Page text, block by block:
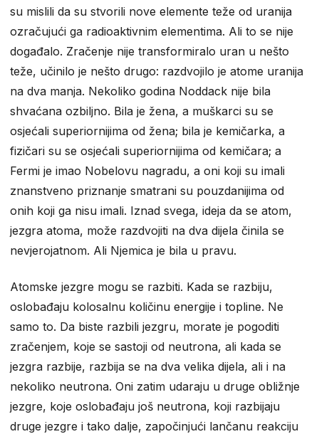
su mislili da su stvorili nove elemente teže od uranija
ozračujući ga radioaktivnim elementima. Ali to se nije
događalo. Zračenje nije transformiralo uran u nešto
teže, učinilo je nešto drugo: razdvojilo je atome uranija
na dva manja. Nekoliko godina Noddack nije bila
shvaćana ozbiljno. Bila je žena, a muškarci su se
osjećali superiornijima od žena; bila je kemičarka, a
fizičari su se osjećali superiornijima od kemičara; a
Fermi je imao Nobelovu nagradu, a oni koji su imali
znanstveno priznanje smatrani su pouzdanijima od
onih koji ga nisu imali. Iznad svega, ideja da se atom,
jezgra atoma, može razdvojiti na dva dijela činila se
nevjerojatnom. Ali Njemica je bila u pravu.
Atomske jezgre mogu se razbiti. Kada se razbiju,
oslobađaju kolosalnu količinu energije i topline. Ne
samo to. Da biste razbili jezgru, morate je pogoditi
zračenjem, koje se sastoji od neutrona, ali kada se
jezgra razbije, razbija se na dva velika dijela, ali i na
nekoliko neutrona. Oni zatim udaraju u druge obližnje
jezgre, koje oslobađaju još neutrona, koji razbijaju
druge jezgre i tako dalje, započinjući lančanu reakciju